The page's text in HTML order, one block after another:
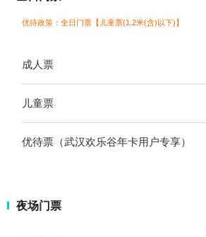
优待政策：全日门票【儿童票(1.2米(含)以下)】
成人票
儿童票
优待票（武汉欢乐谷年卡用户专享）
夜场门票